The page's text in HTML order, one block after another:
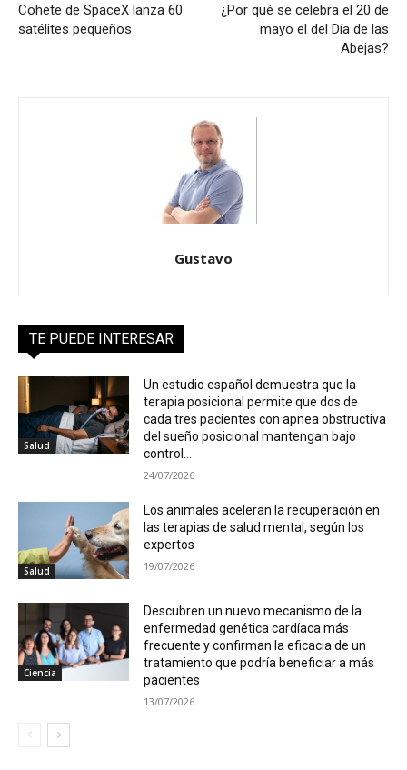
Cohete de SpaceX lanza 60
satélites pequeños
¿Por qué se celebra el 20 de
mayo el del Día de las
Abejas?
Gustavo
TE PUEDE INTERESAR
Salud
Un estudio español demuestra que la
terapia posicional permite que dos de
cada tres pacientes con apnea obstructiva
del sueño posicional mantengan bajo
control...
24/07/2026
Salud
Los animales aceleran la recuperación en
las terapias de salud mental, según los
expertos
19/07/2026
Ciencia
Descubren un nuevo mecanismo de la
enfermedad genética cardíaca más
frecuente y confirman la eficacia de un
tratamiento que podría beneficiar a más
pacientes
13/07/2026